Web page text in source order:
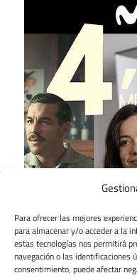
Para ofrecer las mejores
para almacenar y/o acceder a la
estas tecnologías nos permitirá
navegación o las identificaciones
consentimiento, puede afectar